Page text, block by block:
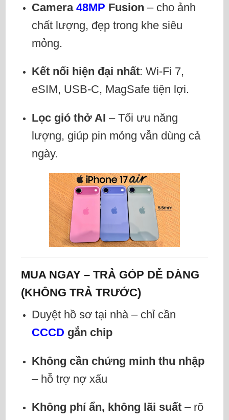
Camera 48MP Fusion – cho ảnh
chất lượng, đẹp trong khe siêu
mỏng.
Kết nối hiện đại nhất: Wi-Fi 7,
eSIM, USB-C, MagSafe tiện lợi.
Lọc gió thở AI – Tối ưu năng
lượng, giúp pin mỏng vẫn dùng cả
ngày.
MUA NGAY – TRẢ GÓP DỄ DÀNG
(KHÔNG TRẢ TRƯỚC)
Duyệt hồ sơ tại nhà – chỉ cần
CCCD gắn chip
Không cần chứng minh thu nhập
– hỗ trợ nợ xấu
Không phí ẩn, không lãi suất– rõ